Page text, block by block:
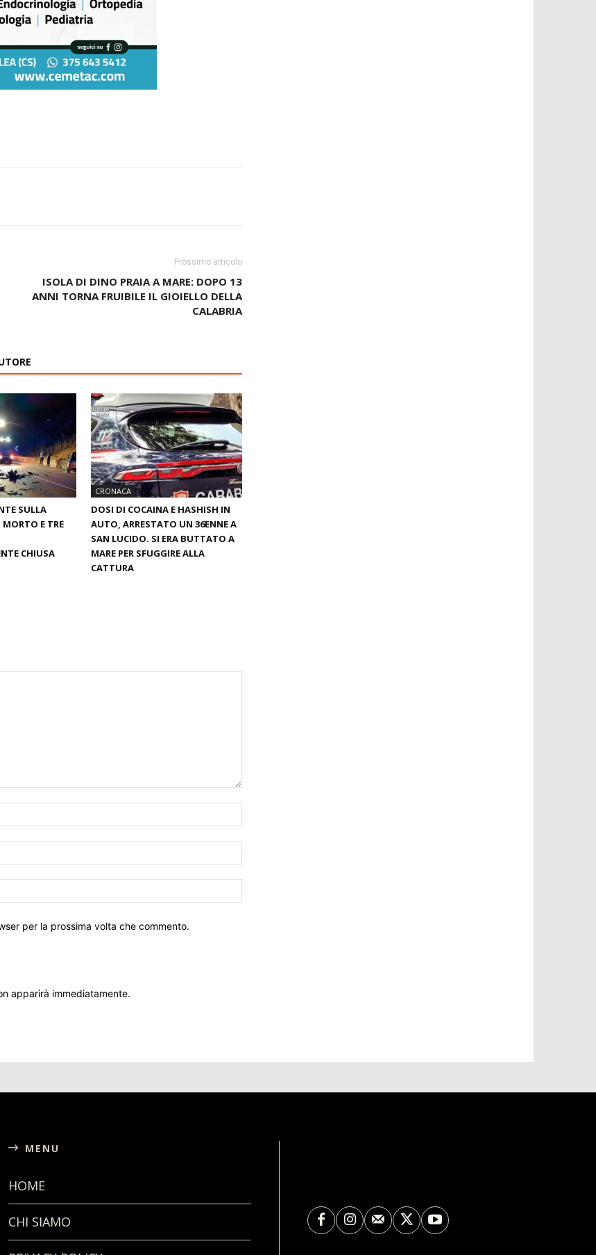
Prossimo articolo
ISOLA DI DINO PRAIA A MARE: DOPO 13
ANNI TORNA FRUIBILE IL GIOIELLO DELLA
CALABRIA
SULLA
E TRE
CHIUSA
CRONACA
DOSI DI COCAINA E HASHISH IN
AUTO, ARRESTATO UN 36ENNE A
SAN LUCIDO. SI ERA BUTTATO A
MARE PER SFUGGIRE ALLA
CATTURA
per la prossima volta che commento.
apparirà immediatamente.
MENU
HOME
CHI SIAMO